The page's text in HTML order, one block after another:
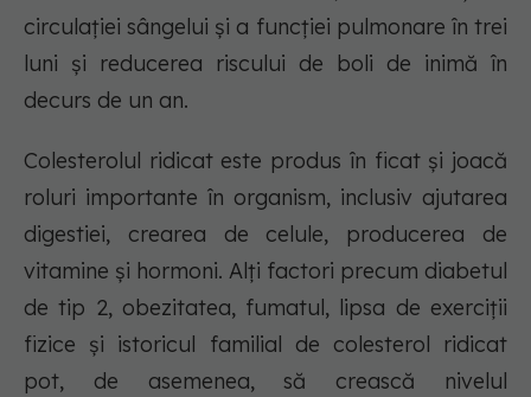
circulației sângelui și a funcției pulmonare în trei
luni și reducerea riscului de boli de inimă în
decurs de un an.
Colesterolul ridicat este produs în ficat și joacă
roluri importante în organism, inclusiv ajutarea
digestiei, crearea de celule, producerea de
vitamine și hormoni. Alți factori precum diabetul
de tip 2, obezitatea, fumatul, lipsa de exerciții
fizice și istoricul familial de colesterol ridicat
pot, de asemenea, să crească nivelul